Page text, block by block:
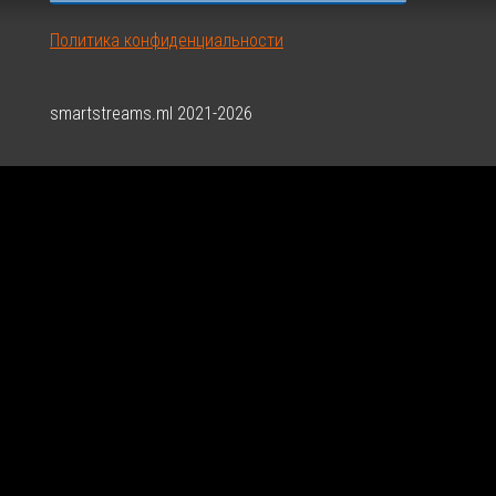
Политика конфиденциальности
smartstreams.ml 2021-2026